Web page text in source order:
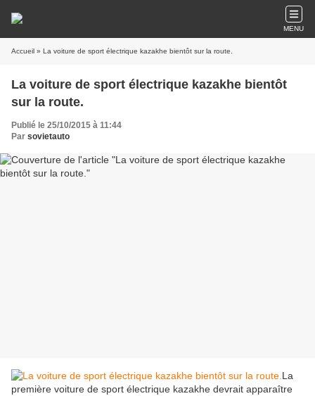
MENU
Accueil » La voiture de sport électrique kazakhe bientôt sur la route.
La voiture de sport électrique kazakhe bientôt
sur la route.
Publié le 25/10/2015 à 11:44
Par sovietauto
La
première voiture de sport électrique kazakhe devrait apparaître